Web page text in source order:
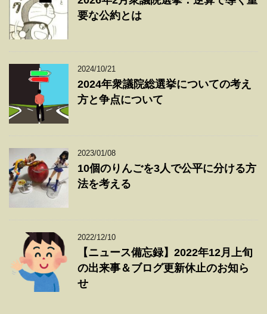
要な公約とは
2024/10/21
2024年衆議院総選挙についての考え
方と争点について
2023/01/08
10個のりんごを3人で公平に分ける方
法を考える
2022/12/10
【ニュース備忘録】2022年12月上旬
の出来事＆ブログ更新休止のお知ら
せ